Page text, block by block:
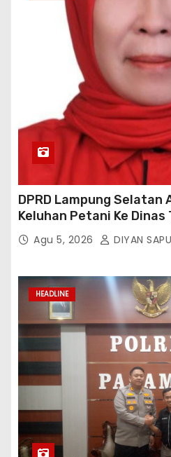
DPRD Lampung Selatan
Keluhan Petani Ke
Penyaluran Pupuk
Lestari
Agu 5, 2026 DIYAN
HEADLINE